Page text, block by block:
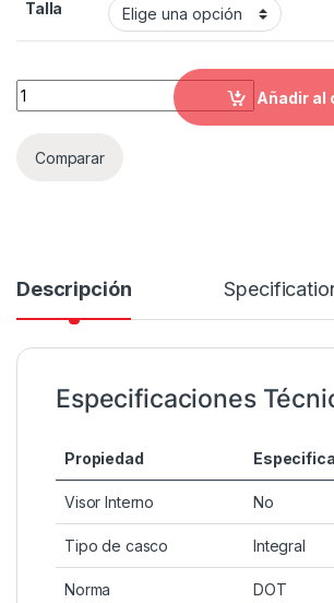
Talla
Casco Integral Ich 503 Zeiba quantity
Añadir al
Comparar
Descripción
Especificaciones
Propiedad
Visor Interno No
Tipo de casco Integral
Norma DOT